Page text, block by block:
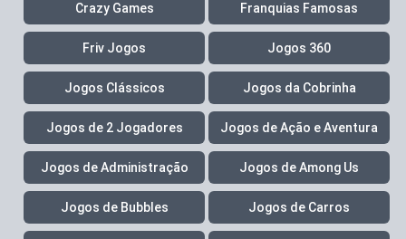
Crazy Games Franquias Famosas
Friv Jogos Jogos 360
Jogos Clássicos Jogos da Cobrinha
Jogos de 2 Jogadores Jogos de Ação e Aventura
Jogos de Administração Jogos de Among Us
Jogos de Bubbles Jogos de Carros